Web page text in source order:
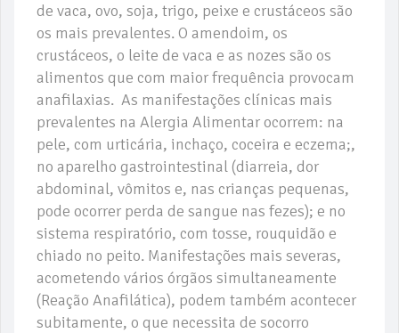
de vaca, ovo, soja, trigo, peixe e crustáceos são
os mais prevalentes. O amendoim, os
crustáceos, o leite de vaca e as nozes são os
alimentos que com maior frequência provocam
anafilaxias. As manifestações clínicas mais
prevalentes na Alergia Alimentar ocorrem: na
pele, com urticária, inchaço, coceira e eczema;,
no aparelho gastrointestinal (diarreia, dor
abdominal, vômitos e, nas crianças pequenas,
pode ocorrer perda de sangue nas fezes); e no
sistema respiratório, com tosse, rouquidão e
chiado no peito. Manifestações mais severas,
acometendo vários órgãos simultaneamente
(Reação Anafilática), podem também acontecer
subitamente, o que necessita de socorro